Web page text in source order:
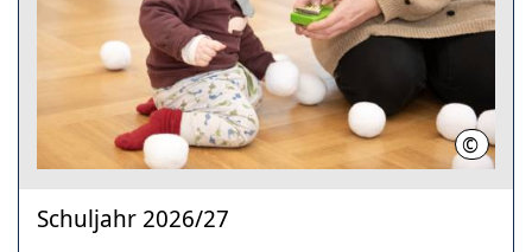
©
Schuljahr 2026/27